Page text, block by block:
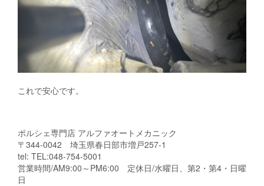
これで安心です。
ポルシェ専門店 アルファオートメカニック
〒344-0042 埼玉県春日部市増戸257-1
tel: TEL:048-754-5001
営業時間/AM9:00～PM6:00 定休日/水曜日、第2・第4・日曜
日